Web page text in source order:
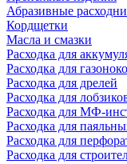
Абразивные
Кордщетки
Масла и смазки
Расходка для
Расходка для
Расходка для дрелей
Расходка для
Расходка для МФ-
Расходка для
Расходка для
Расходка для